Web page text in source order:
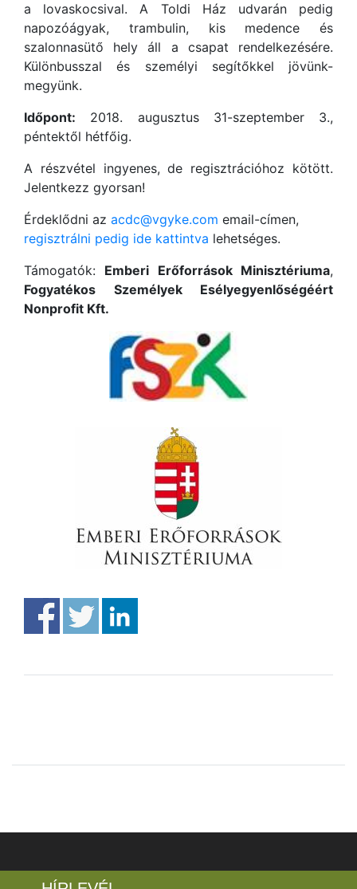
a lovaskocsival. A Toldi Ház udvarán pedig
napozóágyak, trambulin, kis medence és
szalonnasütő hely áll a csapat rendelkezésére.
Különbusszal és személyi segítőkkel jövünk-
megyünk.
Időpont: 2018. augusztus 31-szeptember 3.,
péntektől hétfőig.
A részvétel ingyenes, de regisztrációhoz kötött.
Jelentkezz gyorsan!
Érdeklődni az acdc@vgyke.com email-címen,
regisztrálni pedig ide kattintva lehetséges.
Támogatók: Emberi Erőforrások Minisztériuma,
Fogyatékos Személyek Esélyegyenlőségéért
Nonprofit Kft.